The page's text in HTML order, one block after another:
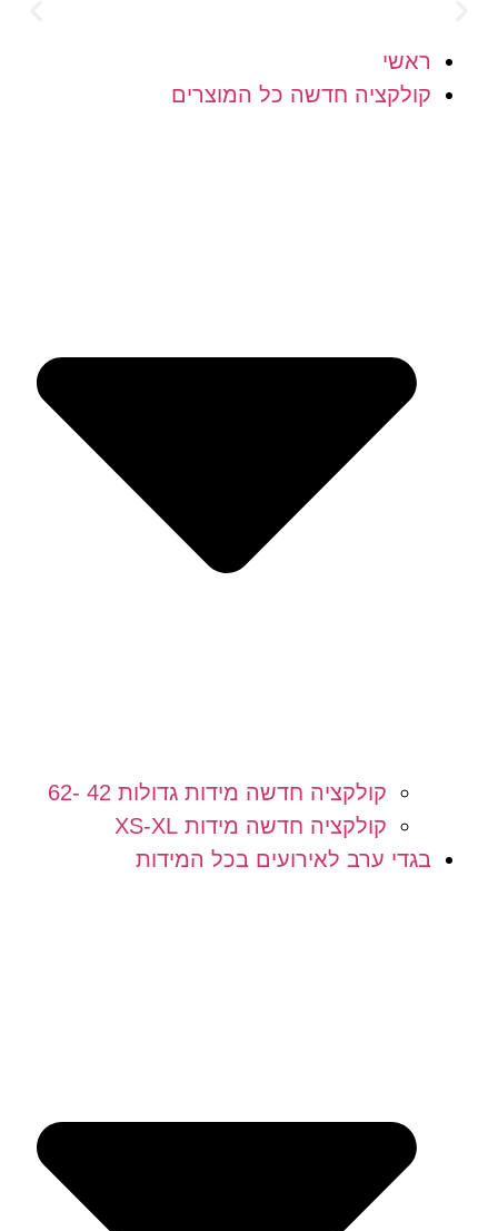
חינם מעל 300 ש"חראשי
קולקציה חדשה כל המוצרים
קולקציה חדשה מידות גדולות 42 -62
קולקציה חדשה מידות XS-XL
בגדי ערב לאירועים בכל המידות